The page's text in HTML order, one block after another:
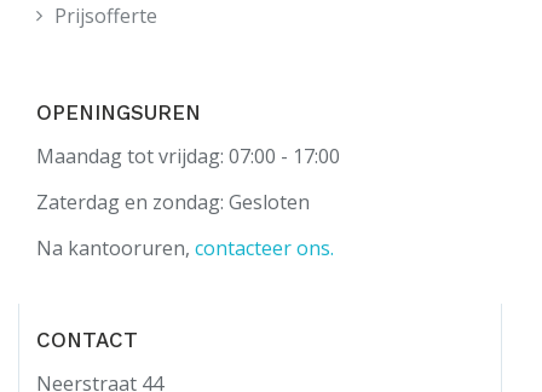
Prijsofferte
OPENINGSUREN
Maandag tot vrijdag: 07:00 - 17:00
Zaterdag en zondag: Gesloten
Na kantooruren, contacteer ons.
CONTACT
Neerstraat 44